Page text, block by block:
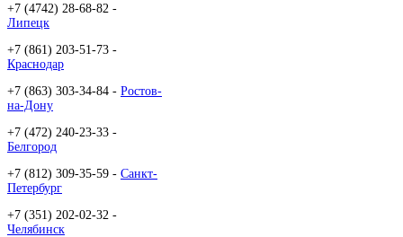
+7 (4742) 28-68-82 -
Липецк
+7 (861) 203-51-73 -
Краснодар
+7 (863) 303-34-84 - Ростов-
на-Дону
+7 (472) 240-23-33 -
Белгород
+7 (812) 309-35-59 - Санкт-
Петербург
+7 (351) 202-02-32 -
Челябинск